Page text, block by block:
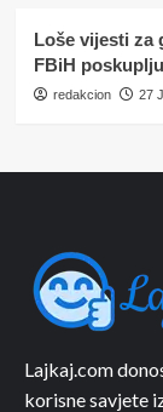
Loše vijesti za
FBiH
redakcion 27
Lajkaj.com
korisne savjete